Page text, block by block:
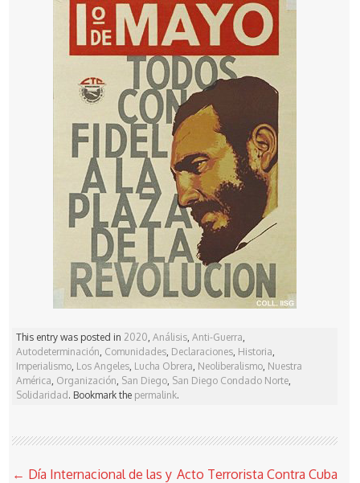
This entry was posted in 2020 ,Análisis ,Anti-Guerra
Autodeterminación Comunidades Declaraciones Historia
Imperialismo Los Angeles Lucha Obrera Neoliberalismo Nuestra
América Organización San Diego San Diego Condado Norte
Solidaridad . Bookmark the permalink.
Post
← Día Internacional de las y Acto Terrorista Contra Cuba